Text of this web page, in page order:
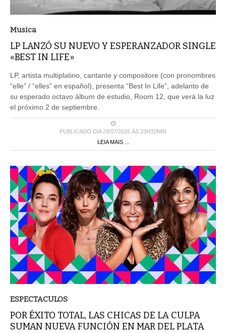
Musica
LP LANZÓ SU NUEVO Y ESPERANZADOR SINGLE
«BEST IN LIFE»
LP, artista multiplatino, cantante y compositore (con pronombres
“elle” / “elles” en español), presenta “Best In Life”, adelanto de
su esperado octavo álbum de estudio, Room 12, que verá la luz
el próximo 2 de septiembre.
PUBLICADO DIA 28/07/2026 ÀS 23H32MIN
LEIA MAIS ...
ESPECTACULOS
POR ÉXITO TOTAL, LAS CHICAS DE LA CULPA
SUMAN NUEVA FUNCIÓN EN MAR DEL PLATA